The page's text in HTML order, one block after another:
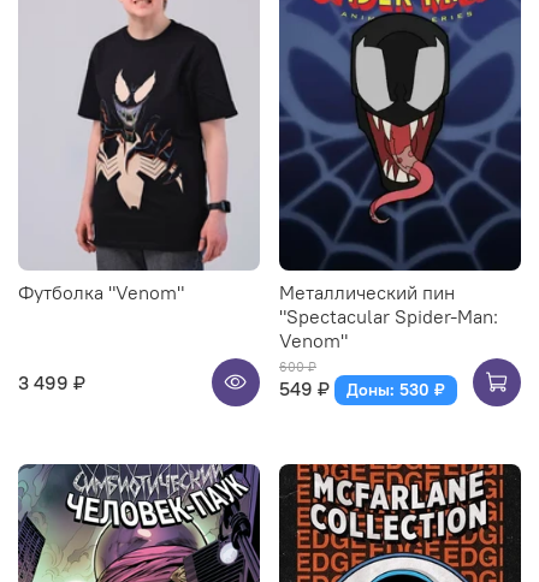
Футболка "Venom"
3 499 ₽
Металлический пин
"Spectacular Spider-Man:
Venom"
600 ₽
549 ₽ Доны: 530 ₽